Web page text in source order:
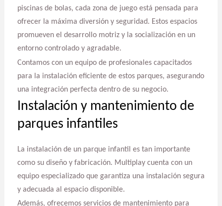
piscinas de bolas, cada zona de juego está pensada para
ofrecer la máxima diversión y seguridad. Estos espacios
promueven el desarrollo motriz y la socialización en un
entorno controlado y agradable.
Contamos con un equipo de profesionales capacitados
para la instalación eficiente de estos parques, asegurando
una integración perfecta dentro de su negocio.
Instalación y mantenimiento de
parques infantiles
La instalación de un parque infantil es tan importante
como su diseño y fabricación. Multiplay cuenta con un
equipo especializado que garantiza una instalación segura
y adecuada al espacio disponible.
Además, ofrecemos servicios de mantenimiento para